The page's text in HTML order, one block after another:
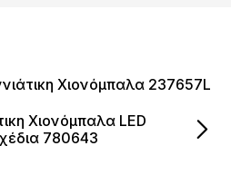
Χιονόμπαλα 237657L
Χιονόμπαλα LED
780643